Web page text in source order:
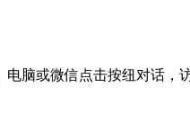
脑或微信点击按纽对话